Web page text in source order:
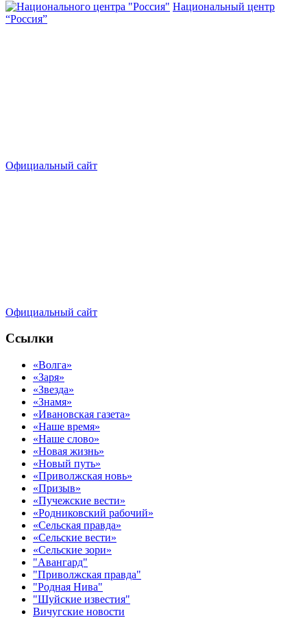
Национальный центр
“Россия”
Официальный сайт
Официальный сайт
Ссылки
«Волга»
«Заря»
«Звезда»
«Знамя»
«Ивановская газета»
«Наше время»
«Наше слово»
«Новая жизнь»
«Новый путь»
«Приволжская новь»
«Призыв»
«Пучежские вести»
«Родниковский рабочий»
«Сельская правда»
«Сельские вести»
«Сельские зори»
"Авангард"
"Приволжская правда"
"Родная Нива"
"Шуйские известия"
Вичугские новости